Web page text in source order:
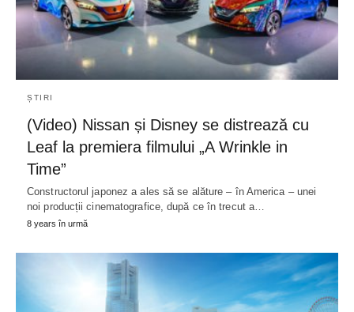
ȘTIRI
(Video) Nissan și Disney se distrează cu
Leaf la premiera filmului „A Wrinkle in
Time”
Constructorul japonez a ales să se alăture – în America – unei
noi producții cinematografice, după ce în trecut a…
8 years în urmă